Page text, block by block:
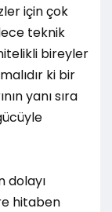
için çok
teknik
bireyler
ki bir
yanı sıra
dolayı
hitaben